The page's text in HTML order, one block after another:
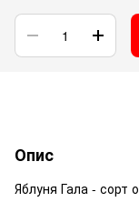
Опис
Яблуня Гала - сорт